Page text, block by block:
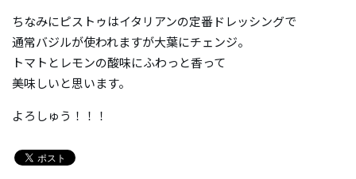
ちなみにピストゥはイタリアンの定番ドレッシングで
通常バジルが使われますが大葉にチェンジ。
トマトとレモンの酸味にふわっと香って
美味しいと思います。
よろしゅう！！！